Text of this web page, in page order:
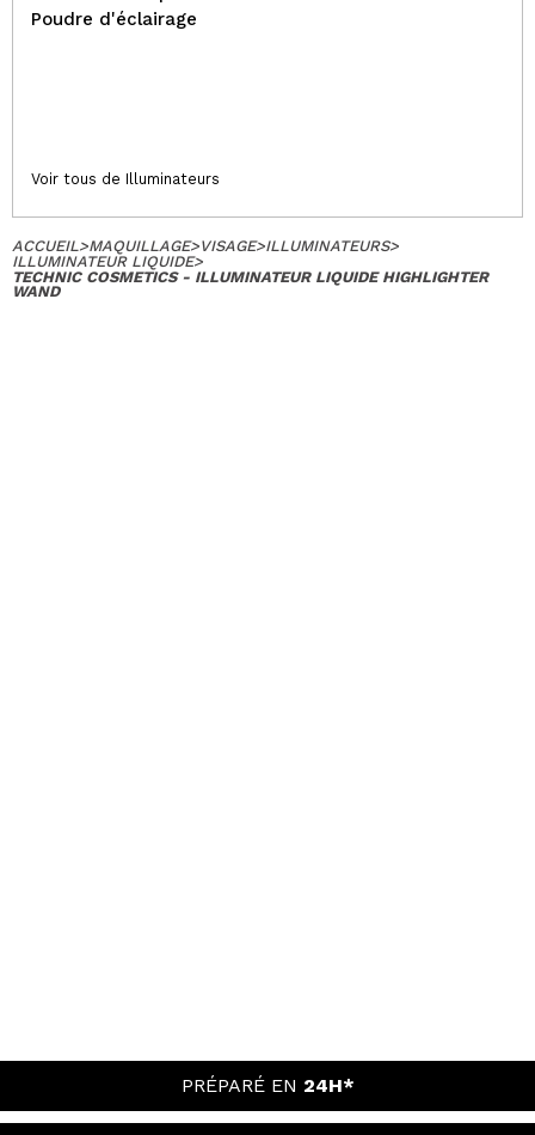
Poudre d'éclairage
Voir tous de Illuminateurs
ACCUEIL>MAQUILLAGE>VISAGE>ILLUMINATEURS>
ILLUMINATEUR LIQUIDE>
TECHNIC COSMETICS - ILLUMINATEUR LIQUIDE HIGHLIGHTER
WAND
PRÉPARÉ EN 24H*